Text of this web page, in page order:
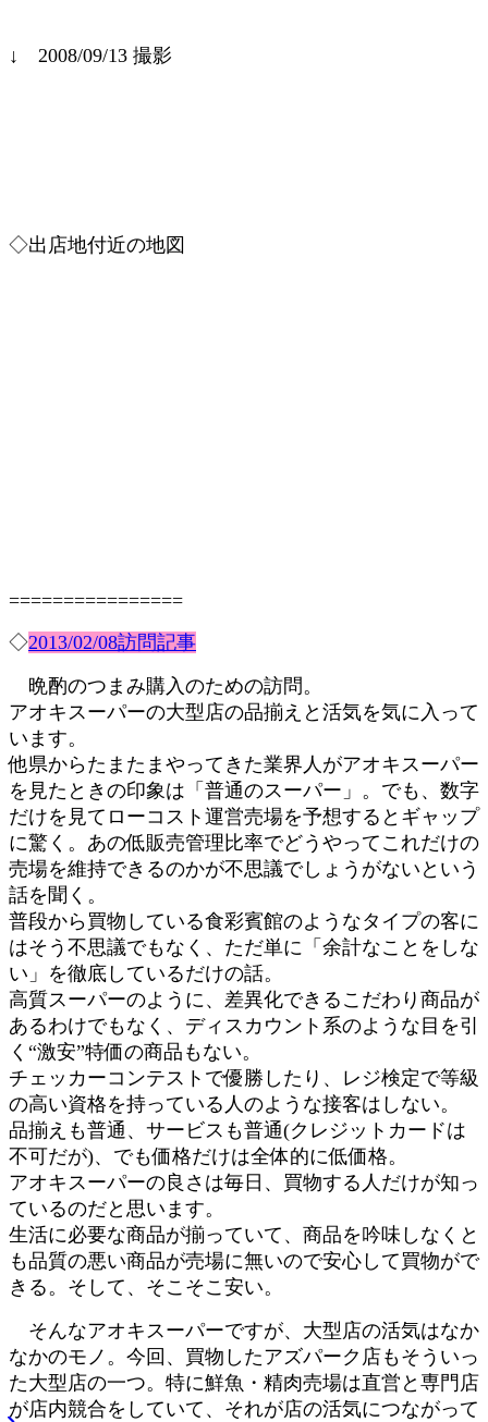
↓ 2008/09/13 撮影
◇出店地付近の地図
================
◇2013/02/08訪問記事
晩酌のつまみ購入のための訪問。
アオキスーパーの大型店の品揃えと活気を気に入って
います。
他県からたまたまやってきた業界人がアオキスーパー
を見たときの印象は「普通のスーパー」。でも、数字
だけを見てローコスト運営売場を予想するとギャップ
に驚く。あの低販売管理比率でどうやってこれだけの
売場を維持できるのかが不思議でしょうがないという
話を聞く。
普段から買物している食彩賓館のようなタイプの客に
はそう不思議でもなく、ただ単に「余計なことをしな
い」を徹底しているだけの話。
高質スーパーのように、差異化できるこだわり商品が
あるわけでもなく、ディスカウント系のような目を引
く“激安”特価の商品もない。
チェッカーコンテストで優勝したり、レジ検定で等級
の高い資格を持っている人のような接客はしない。
品揃えも普通、サービスも普通(クレジットカードは
不可だが)、でも価格だけは全体的に低価格。
アオキスーパーの良さは毎日、買物する人だけが知っ
ているのだと思います。
生活に必要な商品が揃っていて、商品を吟味しなくと
も品質の悪い商品が売場に無いので安心して買物がで
きる。そして、そこそこ安い。
そんなアオキスーパーですが、大型店の活気はなか
なかのモノ。今回、買物したアズパーク店もそういっ
た大型店の一つ。特に鮮魚・精肉売場は直営と専門店
が店内競合をしていて、それが店の活気につながって